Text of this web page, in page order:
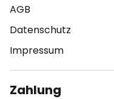
AGB
Datenschutz
Impressum
Zahlung